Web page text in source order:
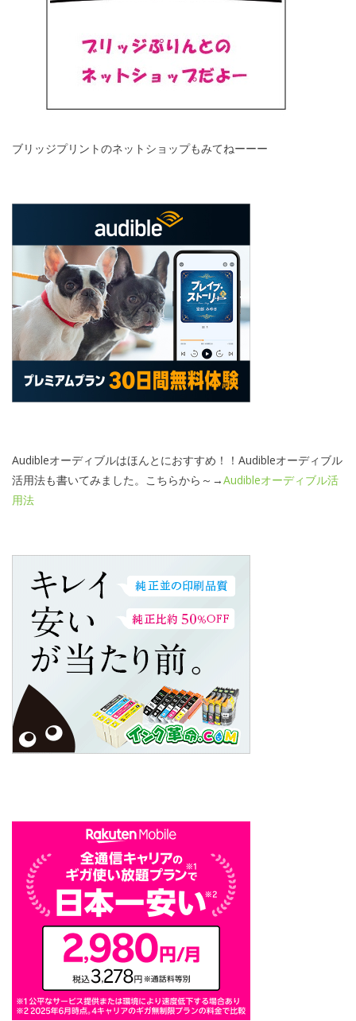
ブリッジプリントのネットショップもみてねーーー
Audibleオーディブルはほんとにおすすめ！！Audibleオーディブル
活用法も書いてみました。こちらから～→Audibleオーディブル活
用法